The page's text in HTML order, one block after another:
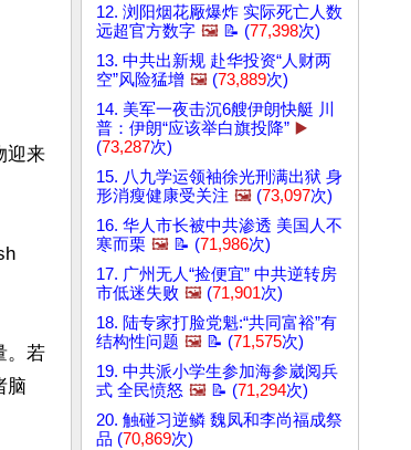
迎来
。若
脑
12. 浏阳烟花厰爆炸 实际死亡人数
远超官方数字 🖼️ 📝 (77,398次)
13. 中共出新规 赴华投资“人财两
空”风险猛增 🖼️ (73,889次)
14. 美军一夜击沉6艘伊朗快艇 川
普：伊朗“应该举白旗投降” ▶️
(73,287次)
15. 八九学运领袖徐光刑满出狱 身
形消瘦健康受关注 🖼️ (73,097次)
16. 华人市长被中共渗透 美国人不
寒而栗 🖼️ 📝 (71,986次)
17. 广州无人“捡便宜” 中共逆转房
市低迷失败 🖼️ (71,901次)
18. 陆专家打脸党魁:“共同富裕”有
结构性问题 🖼️ 📝 (71,575次)
19. 中共派小学生参加海参崴阅兵
式 全民愤怒 🖼️ 📝 (71,294次)
20. 触碰习逆鳞 魏凤和李尚福成祭
品 (70,869次)